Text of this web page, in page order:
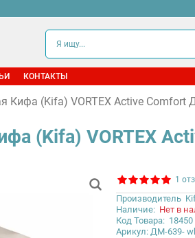
КОНТАКТЫ
Кифа (Kifa) VORTEX Active Comfort
(Kifa) VORTEX
1
Производитель
Наличие: Нет в
Код Товара: 18450
Арикул: ДМ-639-